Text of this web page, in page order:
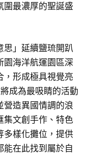
圍最濃厚的聖誕盛
思」延續鹽琉開趴
園海洋航運園區深
，形成極具視覺亮
成為最吸睛的活動
營造異國情調的浪
集文創手作、特色
多樣化攤位，提供
能在此找到屬於自